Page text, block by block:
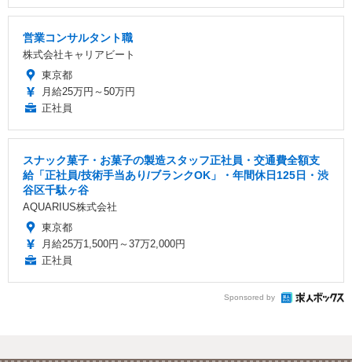
営業コンサルタント職
株式会社キャリアビート
東京都
月給25万円～50万円
正社員
スナック菓子・お菓子の製造スタッフ正社員・交通費全額支
給「正社員/技術手当あり/ブランクOK」・年間休日125日・渋
谷区千駄ヶ谷
AQUARIUS株式会社
東京都
月給25万1,500円～37万2,000円
正社員
Sponsored by